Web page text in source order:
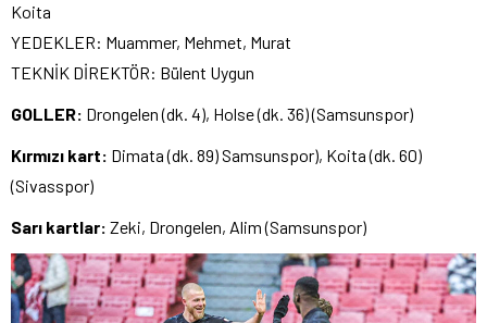
Koita
YEDEKLER: Muammer, Mehmet, Murat
TEKNİK DİREKTÖR: Bülent Uygun
GOLLER: Drongelen (dk. 4), Holse (dk. 36) (Samsunspor)
Kırmızı kart: Dimata (dk. 89) Samsunspor), Koita (dk. 60)
(Sivasspor)
Sarı kartlar: Zeki, Drongelen, Alim (Samsunspor)